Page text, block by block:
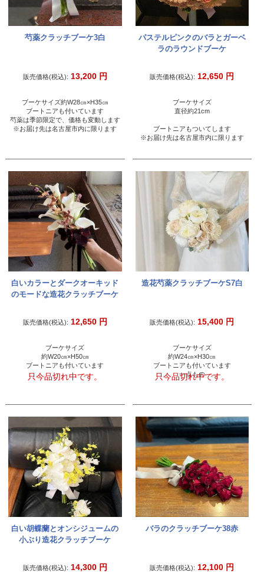
芍薬クラッチブーケ3白
販売価格(税込): 13,200 円
ブーケサイズ約W28㎝×H35㎝
ブートニアも付いています
芍薬は季節限定で、価格も変動します
※お届け先は名古屋市内に限ります
パステルピンクのバラとガーベ
ラのラウンドブーケ
販売価格(税込): 12,650 円
ブーケサイズ
直径約21cm
ブートニアもついてします
※お届け先は名古屋市内に限ります
白いカラーとダークオーキッド
のモードな造花クラッチブーケ
販売価格(税込): 12,650 円
ブーケサイズ
約W20㎝×H50㎝
ブートニアも付いています
只今品切れ中です。
造花芍薬クラッチブーケS7白
販売価格(税込): 15,400 円
ブーケサイズ
約W24㎝×H30㎝
ブートニアも付いています
一点もの
只今品切れ中です。
白い胡蝶蘭とオンシジュームの
小ぶり造花クラッチブーケ
販売価格(税込): 14,300 円
バラのクラッチブーケ38赤
販売価格(税込): 12,100 円